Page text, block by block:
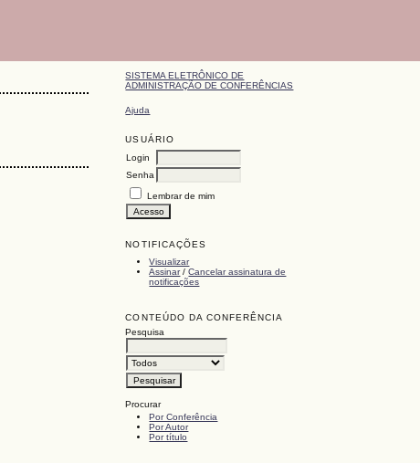
SISTEMA ELETRÔNICO DE
ADMINISTRAÇÃO DE CONFERÊNCIAS
Ajuda
USUÁRIO
Login
Senha
Lembrar de mim
NOTIFICAÇÕES
Visualizar
Assinar/Cancelar assinatura de
notificações
CONTEÚDO DA CONFERÊNCIA
Pesquisa
Procurar
Por Conferência
Por Autor
Por título